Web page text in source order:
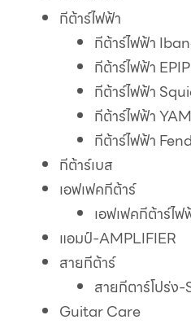
กีต้าร์ไฟฟ้า
กีต้าร์ไฟฟ้า
กีต้าร์ไฟฟ้า
กีต้าร์ไฟฟ้า
กีต้าร์ไฟฟ้า
กีต้าร์ไฟฟ้า
กีต้าร์เบส
เอฟเฟคกีต้าร์
เอฟเฟคกีต้าร์ไ
แอมป์-AMPLIFIER
สายกีต้าร์
สายกีตาร์โปร่ง-
Guitar Care